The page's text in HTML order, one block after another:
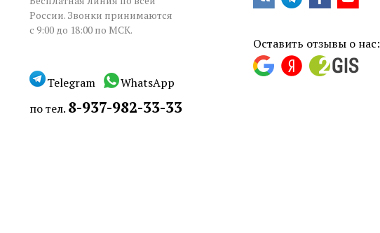
России. Звонки принимаются
с 9:00 до 18:00 по МСК.
Telegram
WhatsApp
по тел. 8-937-982-33-33
Оставить отзывы о нас: